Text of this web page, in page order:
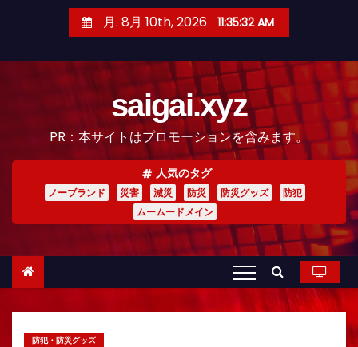
月. 8月 10th, 2026 11:35:33 AM
saigai.xyz
PR：本サイトはプロモーションを含みます。
人気のタグ
ノーブランド 災害 減災 防災 防災グッズ
防犯
ムームードメイン
防犯・防災グッズ